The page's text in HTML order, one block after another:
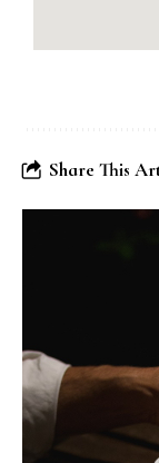
Share This